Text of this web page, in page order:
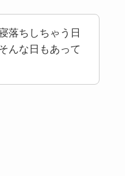
落ちしちゃう日
んな日もあって